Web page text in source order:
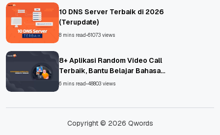
10 DNS Server Terbaik di 2026
(Terupdate)
8 mins read•61073 views
8+ Aplikasi Random Video Call
Terbaik, Bantu Belajar Bahasa
Asing!
6 mins read•48803 views
Copyright © 2026 Qwords